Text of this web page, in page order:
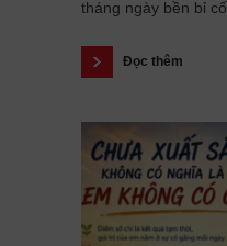
tháng ngày bền bỉ cố
Đọc thêm